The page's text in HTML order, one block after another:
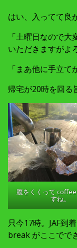
はい、入ってて良
「土曜日なので
いただきますがよ
「まあ他に手立て
帰宅が20時を回る
腹をくくって
すね。
只今17時。JAF到
break がここでで